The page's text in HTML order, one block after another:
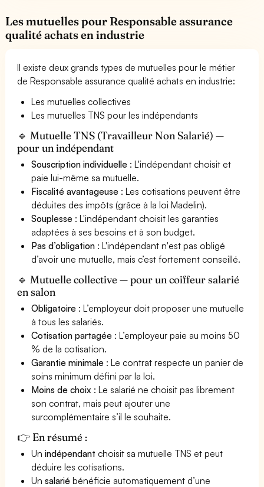
Les mutuelles pour Responsable assurance
qualité achats en industrie
Il existe deux grands types de mutuelles pour le métier
de Responsable assurance qualité achats en industrie:
Les mutuelles collectives
Les mutuelles TNS pour les indépendants
🔹 Mutuelle TNS (Travailleur Non Salarié) —
pour un indépendant
Souscription individuelle : L'indépendant choisit et
paie lui-même sa mutuelle.
Fiscalité avantageuse : Les cotisations peuvent être
déduites des impôts (grâce à la loi Madelin).
Souplesse : L'indépendant choisit les garanties
adaptées à ses besoins et à son budget.
Pas d’obligation : L'indépendant n'est pas obligé
d’avoir une mutuelle, mais c’est fortement conseillé.
🔹 Mutuelle collective — pour un coiffeur salarié
en salon
Obligatoire : L’employeur doit proposer une mutuelle
à tous les salariés.
Cotisation partagée : L’employeur paie au moins 50
% de la cotisation.
Garantie minimale : Le contrat respecte un panier de
soins minimum défini par la loi.
Moins de choix : Le salarié ne choisit pas librement
son contrat, mais peut ajouter une
surcomplémentaire s’il le souhaite.
👉 En résumé :
Unindépendant choisit sa mutuelle TNS et peut
déduire les cotisations.
Unsalarié bénéficie automatiquement d’une